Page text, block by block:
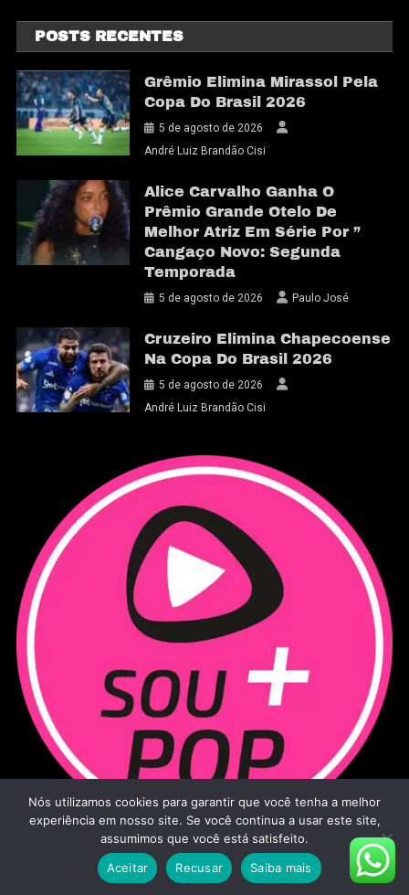
POSTS RECENTES
Grêmio Elimina Mirassol Pela
Copa Do Brasil 2026
5 de agosto de 2026
André Luiz Brandão Cisi
Alice Carvalho Ganha O
Prêmio Grande Otelo De
Melhor Atriz Em Série Por ”
Cangaço Novo: Segunda
Temporada
5 de agosto de 2026 Paulo José
Cruzeiro Elimina Chapecoense
Na Copa Do Brasil 2026
5 de agosto de 2026
André Luiz Brandão Cisi
Sou Mais Pop - 2026 Todos os direitos reservados.
Nós utilizamos cookies para garantir que você tenha a melhor
experiência em nosso site. Se você continua a usar este site,
assumimos que você está satisfeito.
Aceitar
Recusar Saiba mais